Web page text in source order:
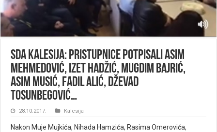
SDA Kalesija: Pristupnice potpisali Asim
Mehmedović, Izet Hadžić, Mugdim Bajrić,
Asim Musić, Fadil Alić, Dževad
Tosunbegović…
28.10.2017. Kalesija
Nakon Muje Mujkića, Nihada Hamzića, Rasima Omerovića,